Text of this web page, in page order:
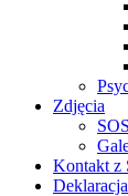
Zdjęcia
Kontakt z